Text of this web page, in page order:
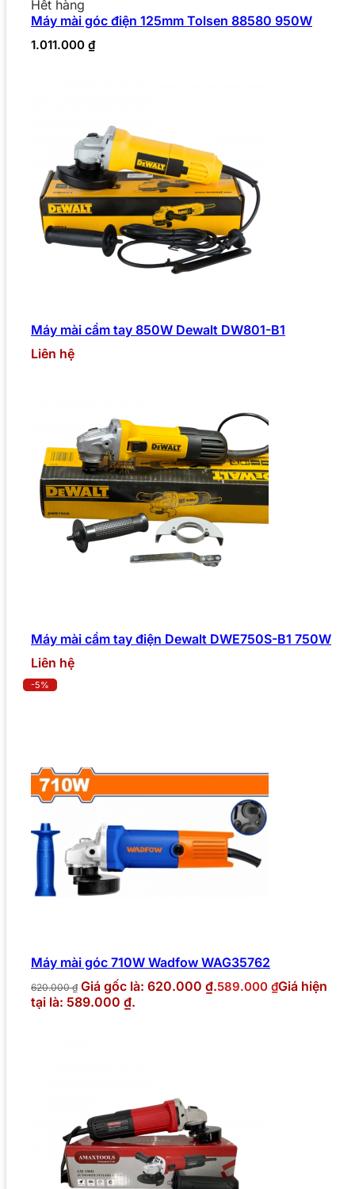
Hết hàng
Máy mài góc điện 125mm Tolsen 88580 950W
1.011.000 ₫
Máy mài cầm tay 850W Dewalt DW801-B1
Liên hệ
Máy mài cầm tay điện Dewalt DWE750S-B1 750W
Liên hệ
-5%
Máy mài góc 710W Wadfow WAG35762
620.000₫ Giá gốc là: 620.000 ₫.589.000 ₫Giá hiện
tại là: 589.000 ₫.